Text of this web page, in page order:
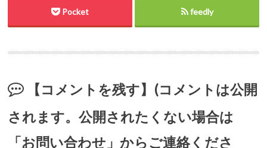
Pocket feedly
【コメントを残す】(コメントは公開
されます。公開されたくない場合は
「お問い合わせ」からご連絡くださ